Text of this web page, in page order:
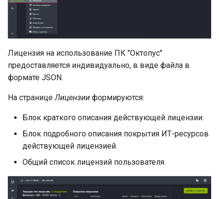
Yandex Cloud
ECP VeiL
Yandex Cloud
VK Cloud
Группы
Планирование
Шаблоны
Конфигурации планов
Уведомления
Стоимость ресурсов
Центр подписок
контроль за работой
системы
Лицензия на использование ПК "Октопус"
предоставляется индивидуально, в виде файла в
формате JSON.
На страницеЛицензии формируются:
Блок краткого описания действующей лицензии.
Блок подробного описания покрытия ИТ-ресурсов
действующей лицензией.
Общий список лицензий пользователя.